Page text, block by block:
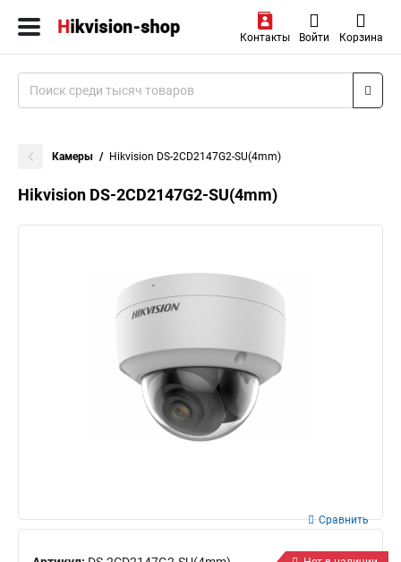
Контакты Войти Корзина
Камеры Hikvision DS-2CD2147G2-SU(4mm)
Hikvision DS-2CD2147G2-SU(4mm)
Сравнить